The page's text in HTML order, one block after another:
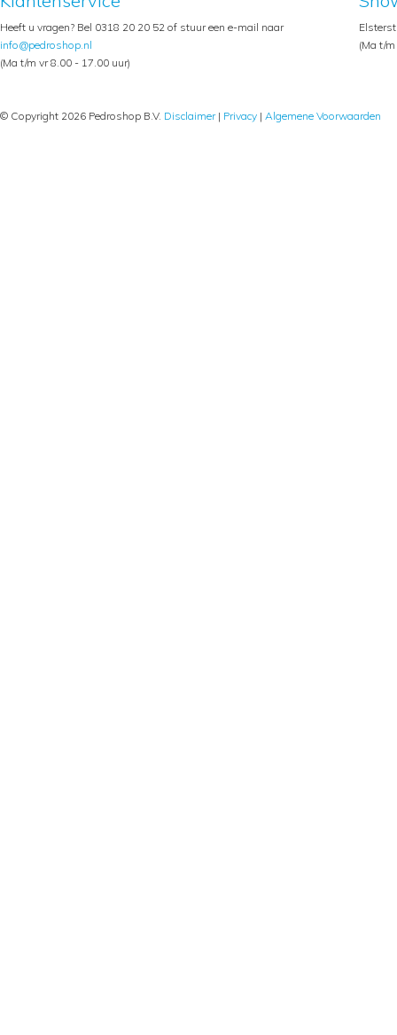
Heeft u vragen? Bel 0318 20 20 52 of stuur een e-mail naar
info@pedroshop.nl
(Ma t/m vr 8.00 - 17.00 uur)
(Ma t/
© Copyright 2026 Pedroshop B.V. Disclaimer| Privacy | Algemene Voorwaarden